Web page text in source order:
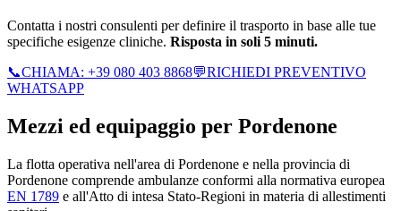
Contatta i nostri consulenti per definire il trasporto in base alle tue
specifiche esigenze cliniche. Risposta in soli 5 minuti.
📞CHIAMA: +39 080 403 8868💬RICHIEDI PREVENTIVO
WHATSAPP
Mezzi ed equipaggio per Pordenone
La flotta operativa nell'area di Pordenone e nella provincia di
Pordenone comprende ambulanze conformi alla normativa europea
EN 1789 e all'Atto di intesa Stato-Regioni in materia di allestimenti